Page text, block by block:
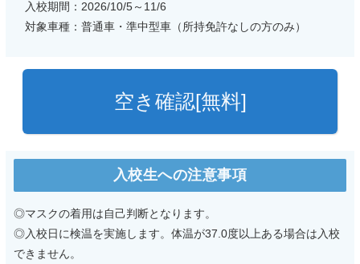
入校期間：2026/10/5～11/6
対象車種：普通車・準中型車（所持免許なしの方のみ）
空き確認[無料]
入校生への注意事項
◎マスクの着用は自己判断となります。
◎入校日に検温を実施します。体温が37.0度以上ある場合は入校
できません。